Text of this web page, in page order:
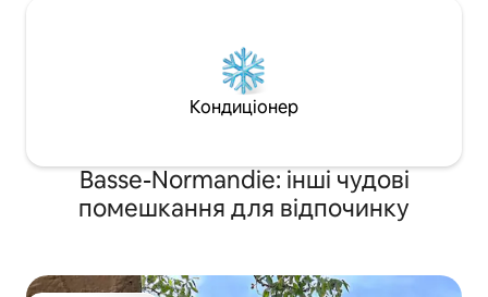
Кондиціонер
Basse-Normandie: інші чудові
помешкання для відпочинку